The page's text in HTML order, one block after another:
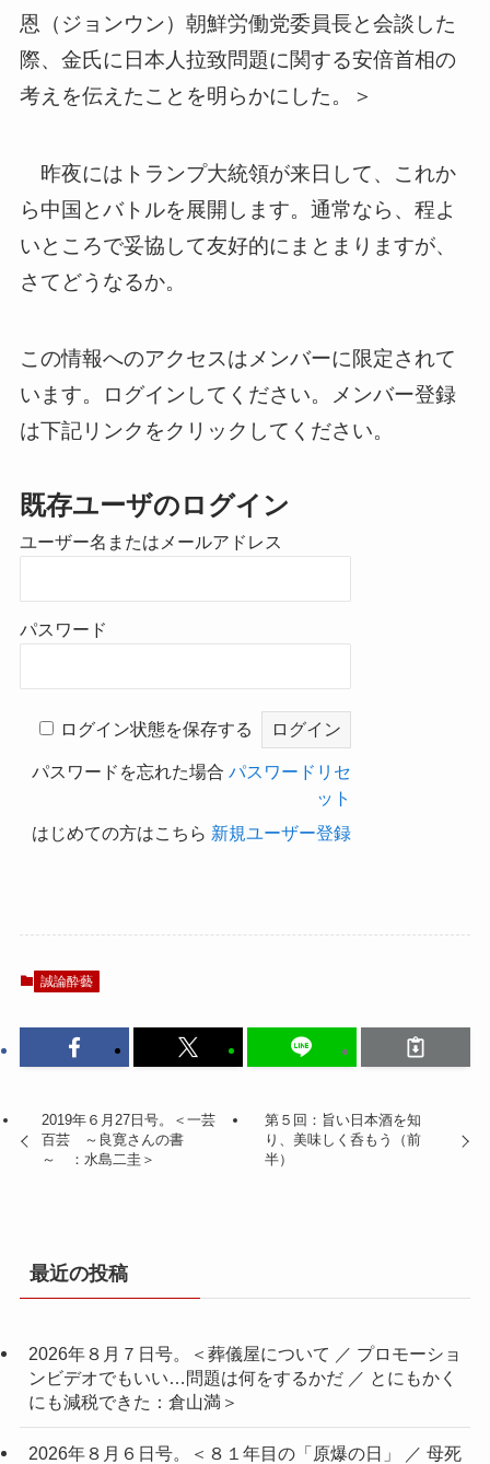
恩（ ジョンウン）朝鮮労働党委員長と会談した
際、金氏に日本人拉致問題に関する安倍首相の
考えを伝えたことを明らかにした。＞
昨夜にはトランプ大統領が来日して、これか
ら中国とバトルを展開 します。通常なら、程よ
いところで妥協して友好的にまとまりますが、
さてどうなるか。
この情報へのアクセスはメンバーに限定されて
います。ログインしてください。メンバー登録
は下記リンクをクリックしてください。
既存ユーザのログイン
ユーザー名またはメールアドレス
パスワード
ログイン状態を保存する
パスワードを忘れた場合 パスワードリセ
ット
はじめての方はこちら 新規ユーザー登録
誠論酔藝
2019年６月27日号。＜一芸
百芸 ～良寛さんの書
～ ：水島二圭＞
第５回：旨い日本酒を知
り、美味しく呑もう（前
半）
最近の投稿
2026年８月７日号。＜葬儀屋について ／ プロモーショ
ンビデオでもいい…問題は何をするかだ ／ とにもかく
にも減税できた：倉山満＞
2026年８月６日号。＜８１年目の「原爆の日」 ／ 母死